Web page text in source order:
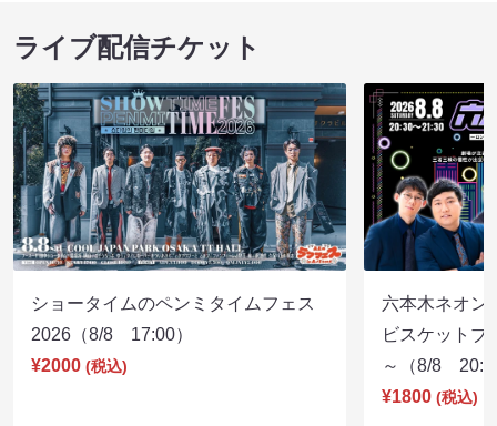
ライブ配信チケット
ショータイムのペンミタイムフェス
2026（8/8 17:00）
¥2000 (税込)
六本木ネオン
ビスケットブ
～（8/8
¥1800 (税込)